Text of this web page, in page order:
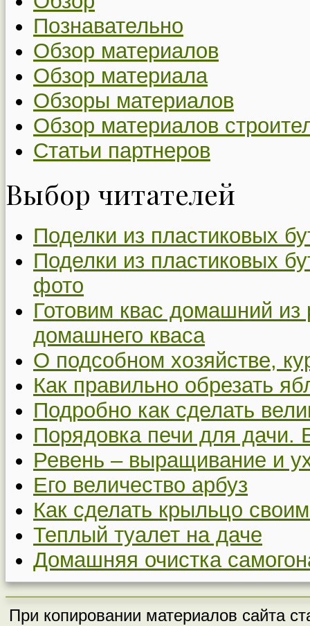
Познавательно
Обзор материалов
Обзор материала
Обзоры материалов
Обзор материалов
Статьи партнеров
Выбор читателей
Поделки из пластиковых
Поделки из пластиковых
фото
Готовим квас домашний
домашнего кваса
О подсобном хозяйстве,
Как правильно обрезать
Подробно как сделать
Порядовка печи для дачи.
Ревень – выращивание и
Его величество арбуз
Как сделать крыльцо
Теплый туалет на даче
Домашняя очистка
При копировании материалов сайта